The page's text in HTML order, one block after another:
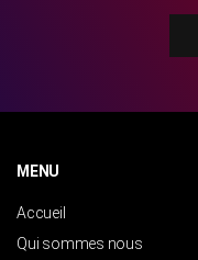
MENU
Accueil
Qui sommes nous